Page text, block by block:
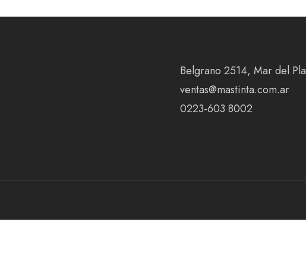
Belgrano 2514, Mar del
ventas@mastinta.com.ar
0223-603 8002